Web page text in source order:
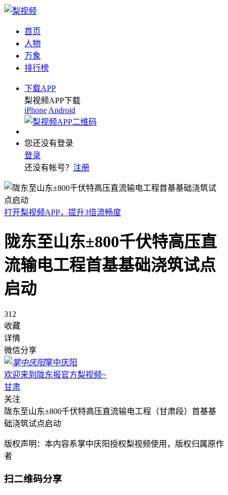
首页
人物
万象
排行榜
下载APP
梨视频APP下载
iPhone Android
您还没有登录
登录
还没有帐号？ 注册
打开梨视频APP，提升3倍流畅度
陇东至山东±800千伏特高压直
流输电工程首基基础浇筑试点
启动
312
收藏
详情
微信分享
掌中庆阳
欢迎来到陇东报官方梨视频~
甘肃
关注
陇东至山东±800千伏特高压直流输电工程（甘肃段）首基基
础浇筑试点启动
版权声明：本内容系掌中庆阳授权梨视频使用，版权归属原作
者
扫二维码分享